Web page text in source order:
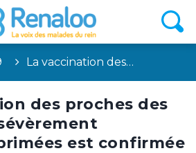
La vaccination des…
des proches des
est confirmée